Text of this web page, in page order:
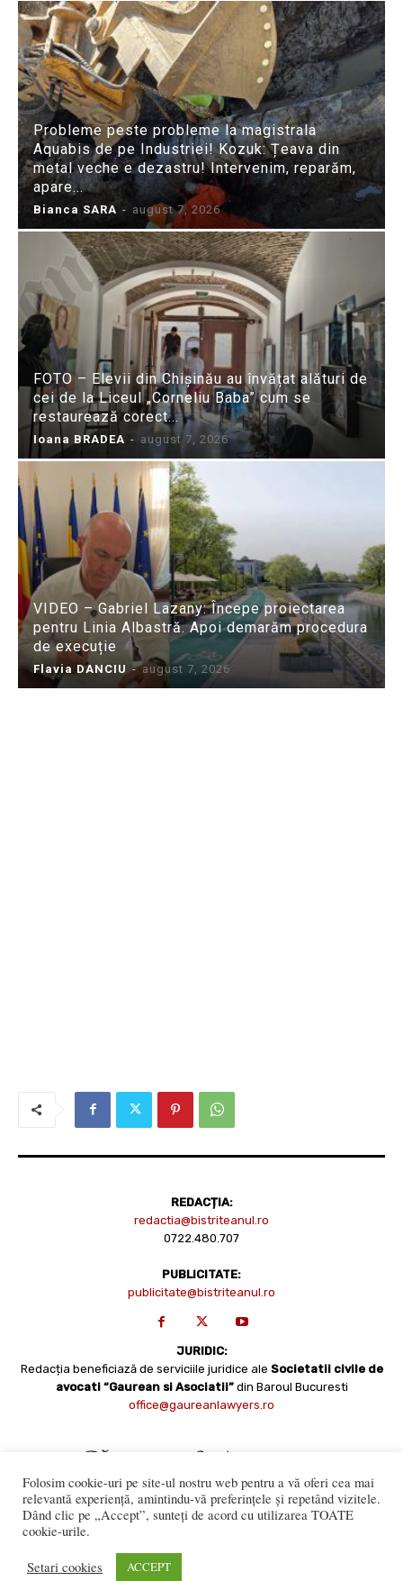
Probleme peste probleme la magistrala
Aquabis de pe Industriei! Kozuk: Țeava din
metal veche e dezastru! Intervenim, reparăm,
apare...
Bianca SARA - august 7, 2026
FOTO – Elevii din Chișinău au învățat alături de
cei de la Liceul „Corneliu Baba” cum se
restaurează corect...
Ioana BRADEA - august 7, 2026
VIDEO – Gabriel Lazany: Începe proiectarea
pentru Linia Albastră. Apoi demarăm procedura
de execuție
Flavia DANCIU - august 7, 2026
REDACȚIA:
redactia@bistriteanul.ro
0722.480.707
PUBLICITATE:
publicitate@bistriteanul.ro
JURIDIC:
Redacția beneficiază de serviciile juridice ale Societatii civile de
avocati “Gaurean si Asociatii” din Baroul Bucuresti
office@gaureanlawyers.ro
numai cu acordul expres al Bistriteanul.Ro. © Copyright 2008 -
Folosim cookie-uri pe site-ul nostru web pentru a vă oferi cea mai
relevantă experiență, amintindu-vă preferințele și repetând vizitele.
Dând clic pe „Accept”, sunteți de acord cu utilizarea TOATE
cookie-urile.
Setari cookies ACCEPT